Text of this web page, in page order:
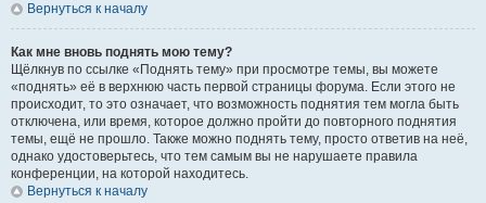
Вернуться к началу
Как мне вновь поднять мою тему?
Щёлкнув по ссылке «Поднять тему» при просмотре темы, вы можете
«поднять» её в верхнюю часть первой страницы форума. Если этого не
происходит, то это означает, что возможность поднятия тем могла быть
отключена, или время, которое должно пройти до повторного поднятия
темы, ещё не прошло. Также можно поднять тему, просто ответив на неё,
однако удостоверьтесь, что тем самым вы не нарушаете правила
конференции, на которой находитесь.
Вернуться к началу